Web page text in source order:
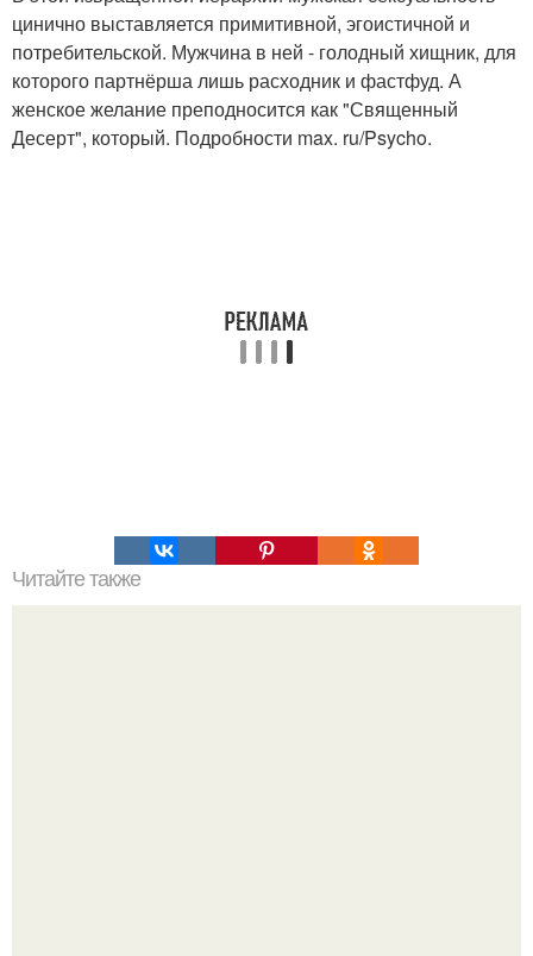
цинично выставляется примитивной, эгоистичной и
потребительской. Мужчина в ней - голодный хищник, для
которого партнёрша лишь расходник и фастфуд. А
женское желание преподносится как "Священный
Десерт", который. Подробности max. ru/Psycho.
Читайте также